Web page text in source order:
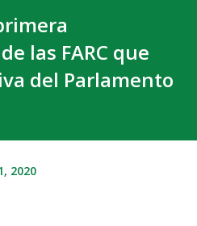
las FARC que
del Parlamento
2020